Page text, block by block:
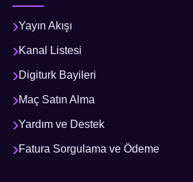
Yayın Akışı
Kanal Listesi
Digiturk Bayileri
Maç Satın Alma
Yardım ve Destek
Fatura Sorgulama ve Ödeme